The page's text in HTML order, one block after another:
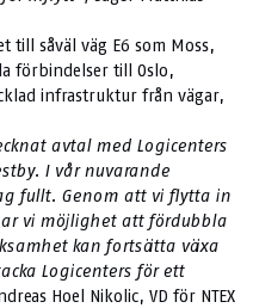
till såväl väg E6 som Moss,
förbindelser till Oslo,
infrastruktur från vägar,
avtal med Logicenters
I vår nuvarande
fullt. Genom att vi flytta in
vi möjlighet att fördubbla
kan fortsätta växa
Logicenters för ett
Hoel Nikolic, VD för NTEX